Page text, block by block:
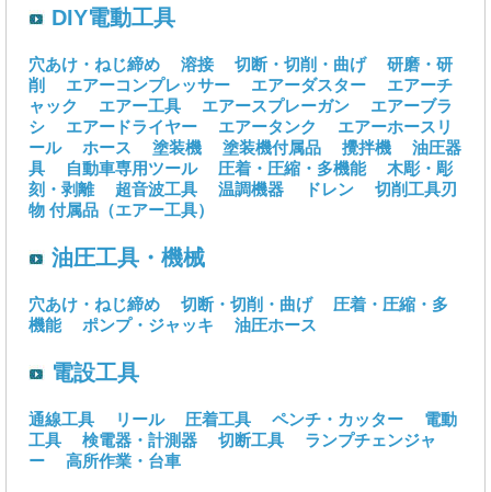
DIY電動工具
穴あけ・ねじ締め 溶接 切断・切削・曲げ
研磨・研
削
エアーコンプレッサー エアーダスター
エアーチ
ャック
エアー工具 エアースプレーガン
エアーブラ
シ
エアードライヤー エアータンク
エアーホースリ
ール
ホース 塗装機 塗装機付属品 攪拌機
油圧器
具
自動車専用ツール 圧着・圧縮・多機能
木彫・彫
刻・剥離
超音波工具 温調機器 ドレン
切削工具刃
物 付属品（エアー工具）
油圧工具・機械
穴あけ・ねじ締め 切断・切削・曲げ
圧着・圧縮・多
機能
ポンプ・ジャッキ 油圧ホース
電設工具
通線工具 リール 圧着工具 ペンチ・カッター
電動
工具
検電器・計測器 切断工具
ランプチェンジャ
ー
高所作業・台車